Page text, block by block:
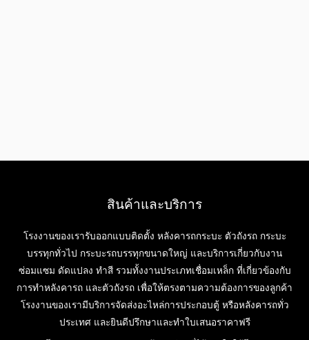
สินค้าและบริการ
โรงงานของเรารับออกแบบติดตั้ง หลังคารถกระบะ ตัวถังรถ กระบะ
บรรทุกทั่วไป กระบะรถบรรทุกขนาดใหญ่ และบริการเกี่ยวกับงาน
ซ่อมแซม ดัดแปลง ทำสี รวมทั้งงานประเภทเชื่อมเหล็ก ที่เกี่ยวข้องกับ
การทำหลังคารถ และตัวถังรถ เพื่อให้ตรงตามความต้องการของลูกค้า
โรงงานของเรามีบริการจัดส่งอะไหล่การประกอบตู้ หรือหลังคารถทั่ว
ประเทศ และยินดีปรึกษาและทำใบเสนอราคาฟรี